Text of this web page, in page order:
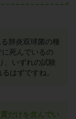
肺炎双球菌の種
死んでいるの
、いずれの試験
はずですね。
だけを含んでい